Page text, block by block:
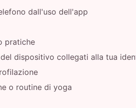
dall'uso dell'app
pratiche
dispositivo collegati alla tua
o routine di yoga